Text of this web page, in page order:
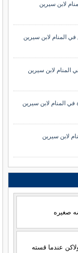
لابن سيرين
المنام لابن سيرين
المنام لابن سيرين
في المنام لابن سيرين
لابن سيرين
صغيره
عندما قسته